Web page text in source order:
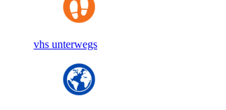
vhs unterwegs